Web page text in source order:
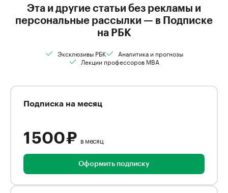
Эта и другие статьи без рекламы и
персональные рассылки — в Подписке
на РБК
Эксклюзивы РБК
Аналитика и прогнозы
Лекции профессоров MBA
Подписка на месяц
1 500 ₽ в месяц
Оформить подписку